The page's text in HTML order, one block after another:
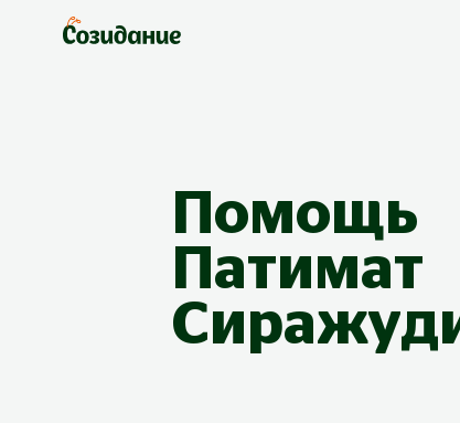
Помощь
Патимат